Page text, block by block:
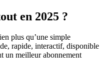
en 2025 ?
plus qu’une simple
rapide, interactif, disponible
un meilleur abonnement